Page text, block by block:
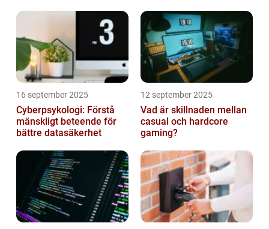
16 september 2025
Cyberpsykologi: Förstå
mänskligt beteende för
bättre datasäkerhet
12 september 2025
Vad är skillnaden mellan
casual och hardcore
gaming?